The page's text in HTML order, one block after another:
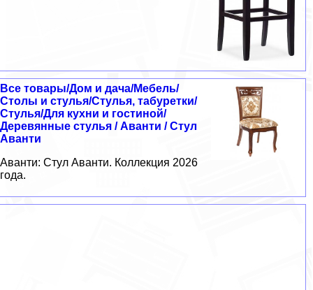
Все товары/Дом и дача/Мебель/
Столы и стулья/Стулья, табуретки/
Стулья/Для кухни и гостиной/
Деревянные стулья / Аванти / Стул
Аванти
Аванти: Стул Аванти. Коллекция 2026
года.